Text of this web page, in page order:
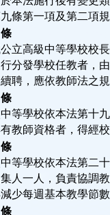
條第一項及第二項規
立高級中等學校校
分發學校任教者，
聘，應依教師法之規
等學校依本法第十
教師資格者，得經
等學校依本法第二
人一人，負責協調
少每週基本教學節數